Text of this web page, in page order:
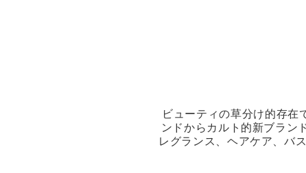
ビューティの草分け的存在
ンドからカルト的新ブラン
レグランス、ヘアケア、バ